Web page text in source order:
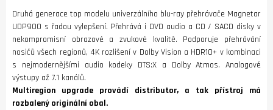
Druhá generace top modelu univerzálního blu-ray přehrávače Magnetar
UDP900 s řadou vylepšení. Přehrává i DVD audio a CD / SACD disky v
nekompromisní obrazové a zvukové kvalitě. Podporuje přehrávání
nosičů všech regionů, 4K rozlišení v Dolby Vision a HDR10+ v kombinaci
s nejmodernějšími audio kodeky DTS:X a Dolby Atmos. Analogové
výstupy až 7.1 kanálů.
Multiregion upgrade provádí distributor, a tak přístroj má
rozbalený originální obal.